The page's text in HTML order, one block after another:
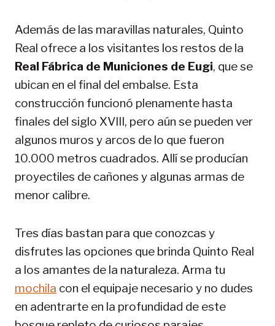
Además de las maravillas naturales, Quinto
Real ofrece a los visitantes los restos de la
Real Fábrica de Municiones de Eugi, que se
ubican en el final del embalse. Esta
construcción funcionó plenamente hasta
finales del siglo XVIII, pero aún se pueden ver
algunos muros y arcos de lo que fueron
10.000 metros cuadrados. Allí se producían
proyectiles de cañones y algunas armas de
menor calibre.
Tres días bastan para que conozcas y
disfrutes las opciones que brinda Quinto Real
a los amantes de la naturaleza. Arma tu
mochila con el equipaje necesario y no dudes
en adentrarte en la profundidad de este